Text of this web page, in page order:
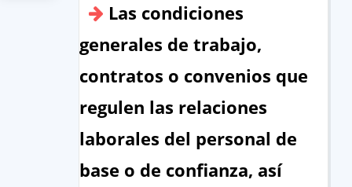
Las condiciones
generales de trabajo,
contratos o convenios que
regulen las relaciones
laborales del personal de
base o de confianza, así